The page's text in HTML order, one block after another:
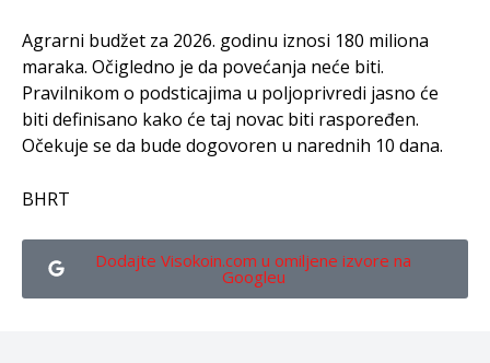
Agrarni budžet za 2026. godinu iznosi 180 miliona
maraka. Očigledno je da povećanja neće biti.
Pravilnikom o podsticajima u poljoprivredi jasno će
biti definisano kako će taj novac biti raspoređen.
Očekuje se da bude dogovoren u narednih 10 dana.
BHRT
Dodajte Visokoin.com u omiljene izvore na
Googleu